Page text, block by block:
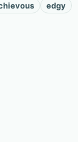
edgy